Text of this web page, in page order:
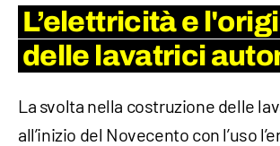
L’elettricità e
delle lavatrici
La svolta nella costruzione delle
all’inizio del Novecento con l’uso